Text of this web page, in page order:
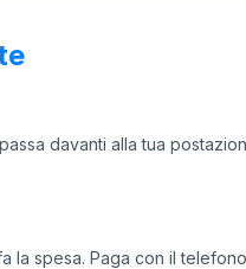
davanti alla tua
la spesa. Paga con il